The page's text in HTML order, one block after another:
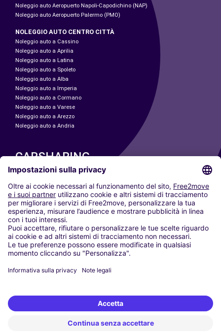
Noleggio auto Aeropuerto Napoli-Capodichino (NAP)
Noleggio auto Aeropuerto Palermo (PMO)
NOLEGGIO AUTO CENTRO CITTÀ
Noleggio auto a Cassino
Noleggio auto a Aprilia
Noleggio auto a Latina
Noleggio auto a Spoleto
Noleggio auto a Alba
Noleggio auto a Imperia
Noleggio auto a Cormano
Noleggio auto a Varese
Noleggio auto a Arezzo
Noleggio auto a Andria
CARSHARING
LE NOSTRE CITTÀ
Paris
Madrid
Washington DC
Milano
Roma
Torino
Vienna
Berlino
Düsseldorf